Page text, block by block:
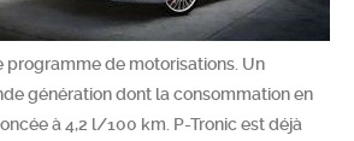
Chercher
programme de motorisations. Un
génération dont la consommation en
à 4,2 l/100 km. P-Tronic est déjà